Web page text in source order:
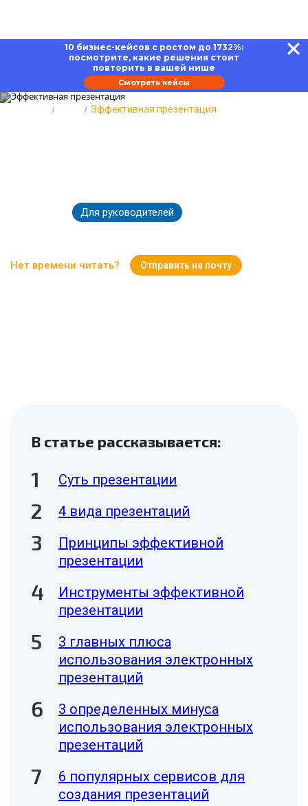
10 бизнес-кейсов с ростом до 1732%:
посмотрите, какие решения стоит
повторить в вашей нише
Смотреть кейсы
Эффективная презентация
Для руководителей
Нет времени читать? Отправить на почту
В статье рассказывается:
Суть презентации
4 вида презентаций
Принципы эффективной
презентации
Инструменты эффективной
презентации
3 главных плюса
использования электронных
презентаций
3 определенных минуса
использования электронных
презентаций
6 популярных сервисов для
создания презентаций